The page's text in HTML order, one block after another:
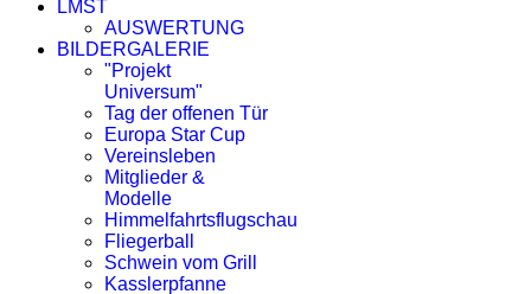
LMST
AUSWERTUNG
BILDERGALERIE
"Projekt
Universum"
Tag der offenen Tür
Europa Star Cup
Vereinsleben
Mitglieder &
Modelle
Himmelfahrtsflugschau
Fliegerball
Schwein vom Grill
Kasslerpfanne